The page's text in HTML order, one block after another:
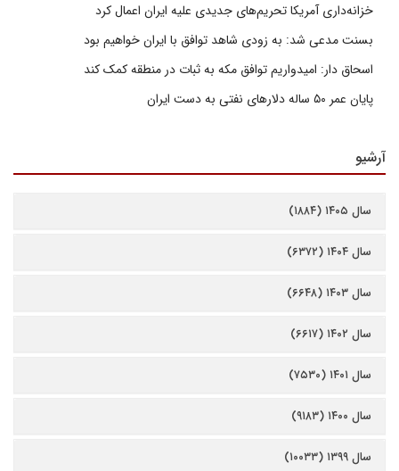
خزانه‌داری آمریکا تحریم‌های جدیدی علیه ایران اعمال کرد
بسنت مدعی شد: به زودی شاهد توافق با ایران خواهیم بود
اسحاق دار: امیدواریم توافق مکه به ثبات در منطقه کمک کند
پایان عمر ۵۰ ساله دلارهای نفتی به دست ایران
آرشیو
سال ۱۴۰۵ (۱۸۸۴)
سال ۱۴۰۴ (۶۳۷۲)
سال ۱۴۰۳ (۶۶۴۸)
سال ۱۴۰۲ (۶۶۱۷)
سال ۱۴۰۱ (۷۵۳۰)
سال ۱۴۰۰ (۹۱۸۳)
سال ۱۳۹۹ (۱۰۰۳۳)